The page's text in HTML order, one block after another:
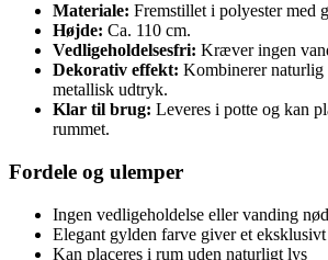
Materiale: Fremstillet i polyester med
Højde: Ca. 110 cm.
Vedligeholdelsesfri: Kræver ingen
Dekorativ effekt: Kombinerer naturlig
metallisk udtryk.
Klar til brug: Leveres i potte og kan
rummet.
Fordele og ulemper
Ingen vedligeholdelse eller vanding
Elegant gylden farve giver et
Kan placeres i rum uden naturligt lys